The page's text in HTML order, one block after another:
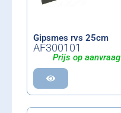
Gipsmes rvs 25cm
AF300101
Prijs op aanvraag